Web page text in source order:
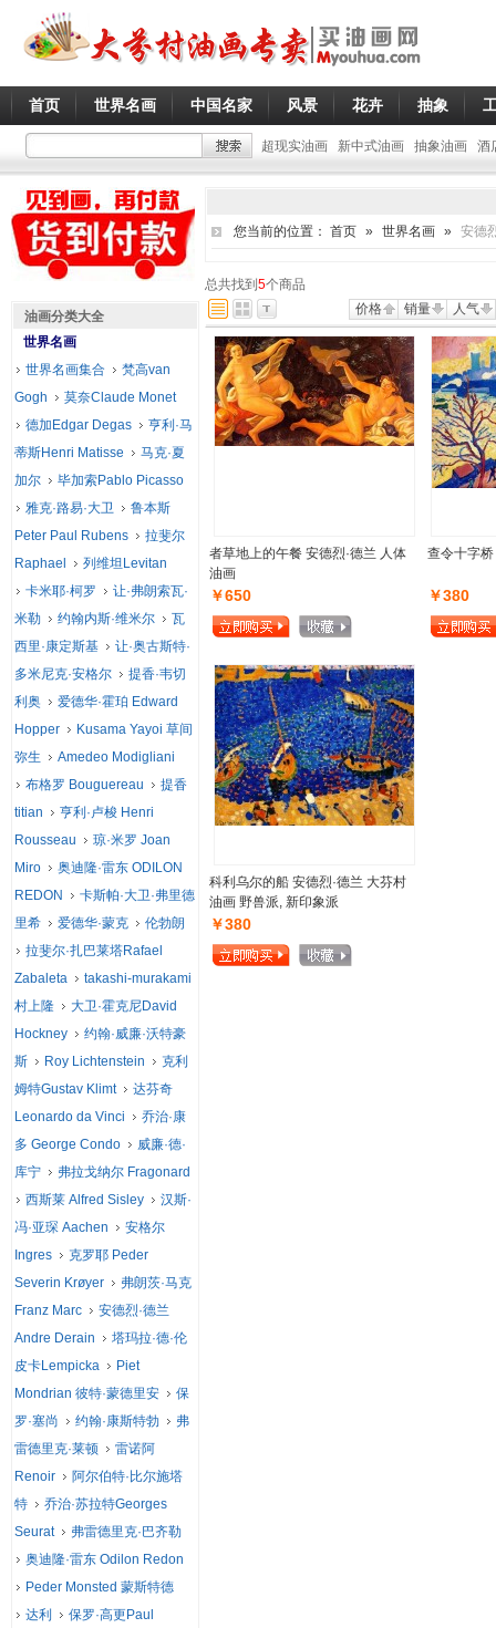
首页 世界名画 中国名家 风景 花卉 抽象
超现实油画 新中式油画 抽象油画 酒
您当前的位置： 首页 » 世界名画 » 安德
总共找到 5个商品
价格
销量 人气
者草地上的午餐 安德烈·德兰 人体
油画
￥650
查令十字
￥380
科利乌尔的船 安德烈·德兰 大芬村
油画 野兽派, 新印象派
￥380
油画分类大全
世界名画
世界名画集合
梵高van
Gogh
莫奈Claude Monet
德加Edgar Degas
亨利·马
蒂斯Henri Matisse
马克·夏
加尔
毕加索Pablo Picasso
雅克·路易·大卫
鲁本斯
Peter Paul Rubens
拉斐尔
Raphael
列维坦Levitan
卡米耶·柯罗
让·弗朗索瓦·
米勒
约翰内斯·维米尔
瓦
西里·康定斯基
让·奥古斯特·
多米尼克·安格尔
提香·韦切
利奥
爱德华·霍珀 Edward
Hopper
Kusama Yayoi 草间
弥生
Amedeo Modigliani
布格罗 Bouguereau
提香
titian
亨利·卢梭 Henri
Rousseau
琼·米罗 Joan
Miro
奥迪隆·雷东 ODILON
REDON
卡斯帕·大卫·弗里德
里希
爱德华·蒙克
伦勃朗
拉斐尔·扎巴莱塔Rafael
Zabaleta
takashi-murakami
村上隆
大卫·霍克尼David
Hockney
约翰·威廉·沃特豪
斯
Roy Lichtenstein
克利
姆特Gustav Klimt
达芬奇
Leonardo da Vinci
乔治·康
多 George Condo
威廉·德·
库宁
弗拉戈纳尔 Fragonard
西斯莱 Alfred Sisley
汉斯·
冯·亚琛 Aachen
安格尔
Ingres
克罗耶 Peder
Severin Krøyer
弗朗茨·马克
Franz Marc
安德烈·德兰
Andre Derain
塔玛拉·德·伦
皮卡Lempicka
Piet
Mondrian 彼特·蒙德里安
保
罗·塞尚
约翰·康斯特勃
弗
雷德里克·莱顿
雷诺阿
Renoir
阿尔伯特·比尔施塔
特
乔治·苏拉特Georges
Seurat
弗雷德里克·巴齐勒
奥迪隆·雷东 Odilon Redon
Peder Monsted 蒙斯特德
达利
保罗·高更Paul